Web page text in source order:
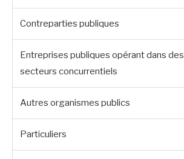
Contreparties publiques
Entreprises publiques opérant dans des
secteurs concurrentiels
Autres organismes publics
Particuliers